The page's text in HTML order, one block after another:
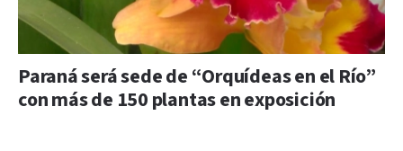
Paraná será sede de “Orquídeas en el Río”
con más de 150 plantas en exposición